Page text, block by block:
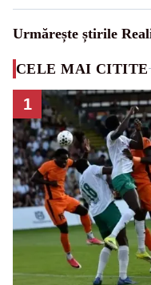
Urmărește știrile
CELE MAI CITITE
1